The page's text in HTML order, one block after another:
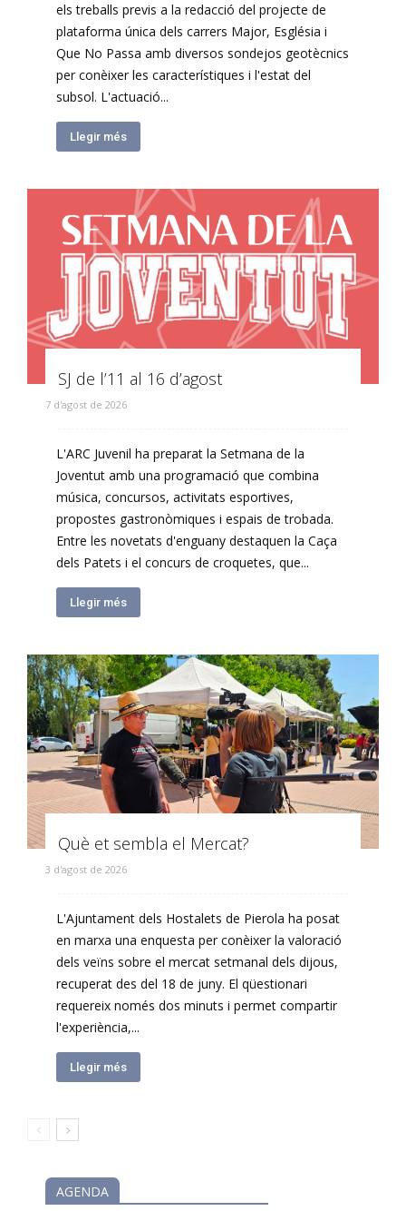
els treballs previs a la redacció del projecte de
plataforma única dels carrers Major, Església i
Que No Passa amb diversos sondejos geotècnics
per conèixer les característiques i l'estat del
subsol. L'actuació...
Llegir més
SJ de l’11 al 16 d’agost
7 d'agost de 2026
L'ARC Juvenil ha preparat la Setmana de la
Joventut amb una programació que combina
música, concursos, activitats esportives,
propostes gastronòmiques i espais de trobada.
Entre les novetats d'enguany destaquen la Caça
dels Patets i el concurs de croquetes, que...
Llegir més
Què et sembla el Mercat?
3 d'agost de 2026
L'Ajuntament dels Hostalets de Pierola ha posat
en marxa una enquesta per conèixer la valoració
dels veïns sobre el mercat setmanal dels dijous,
recuperat des del 18 de juny. El qüestionari
requereix només dos minuts i permet compartir
l'experiència,...
Llegir més
AGENDA